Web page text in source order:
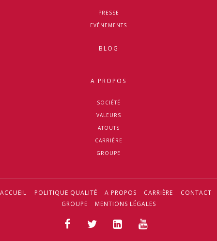
PRESSE
EVÉNEMENTS
BLOG
A PROPOS
SOCIÉTÉ
VALEURS
ATOUTS
CARRIÈRE
GROUPE
ACCUEIL POLITIQUE QUALITÉ A PROPOS CARRIÈRE
CONTACT
GROUPE
MENTIONS LÉGALES